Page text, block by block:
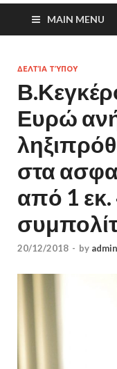
MAIN MENU
ΔΕΛΤΊΑ ΤΎΠΟΥ
Ευρώ
στα
από 1 εκ.
20/12/2018 - by admin